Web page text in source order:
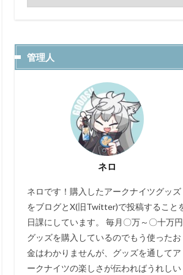
管理人
ネロ
ネロです！購入したアークナイツグッズ
をブログとX(旧Twitter)で投稿すること
日課にしています。 毎月〇万～〇十万円
グッズを購入しているのでもう使ったお
金はわかりませんが、グッズを通してア
ークナイツの楽しさが伝わればうれしい